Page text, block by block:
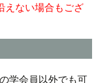
えない場合もござ
学会員以外でも可